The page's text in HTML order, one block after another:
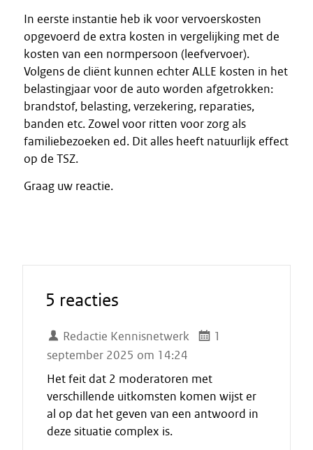
In eerste instantie heb ik voor vervoerskosten
opgevoerd de extra kosten in vergelijking met de
kosten van een normpersoon (leefvervoer).
Volgens de cliënt kunnen echter ALLE kosten in het
belastingjaar voor de auto worden afgetrokken:
brandstof, belasting, verzekering, reparaties,
banden etc. Zowel voor ritten voor zorg als
familiebezoeken ed. Dit alles heeft natuurlijk effect
op de TSZ.
Graag uw reactie.
5 reacties
Redactie Kennisnetwerk
1
september 2025 om 14:24
Het feit dat 2 moderatoren met
verschillende uitkomsten komen wijst er
al op dat het geven van een antwoord in
deze situatie complex is.